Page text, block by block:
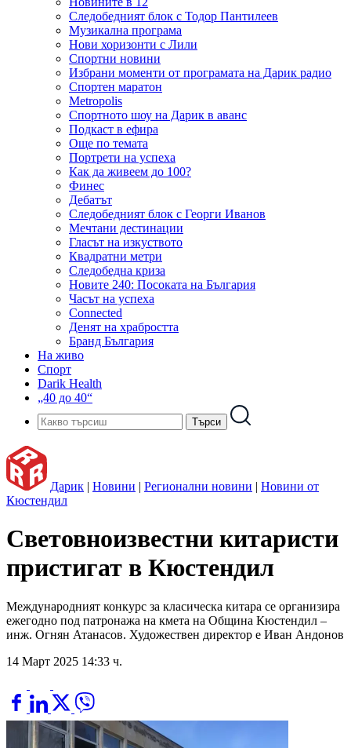
Следобедният блок с Тодор Пантилеев
Музикална програма
Нови хоризонти с Лили
Спортни новини
Избрани моменти от програмата на Дарик радио
Спортен маратон
Metropolis
Спортното шоу на Дарик в аванс
Подкаст в ефира
Още по темата
Портрети на успеха
Как да живеем до 100?
Финес
Дебатът
Следобедният блок с Георги Иванов
Мечтани дестинации
Гласът на изкуството
Квадратни метри
Следобедна криза
Новите 240: Посоката на България
Часът на успеха
Connected
Денят на храбростта
Бранд България
На живо
Спорт
Darik Health
„40 до 40“
Дарик | Новини | Регионални новини | Новини от
Кюстендил
Световноизвестни китаристи
пристигат в Кюстендил
Международният конкурс за класическа китара се организира
ежегодно под патронажа на кмета на Община Кюстендил –
инж. Огнян Атанасов. Художествен директор е Иван Андонов
14 Март 2025 14:33 ч.